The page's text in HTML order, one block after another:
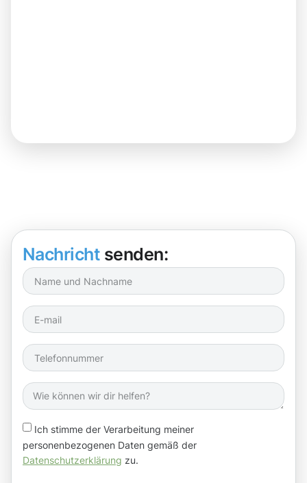
Nachricht senden:
Ich stimme der Verarbeitung meiner
personenbezogenen Daten gemäß der
Datenschutzerklärung zu.